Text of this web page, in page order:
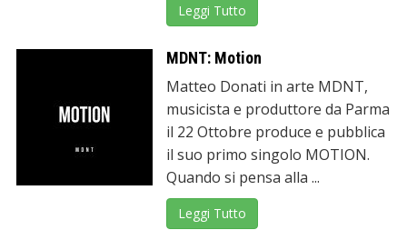
Leggi Tutto
MDNT: Motion
Matteo Donati in arte MDNT,
musicista e produttore da Parma
il 22 Ottobre produce e pubblica
il suo primo singolo MOTION.
Quando si pensa alla ...
Leggi Tutto